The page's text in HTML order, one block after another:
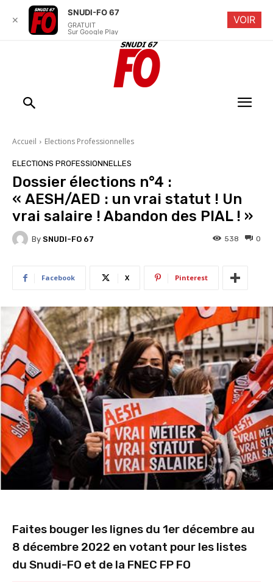
Accueil Elections Professionnelles
ELECTIONS PROFESSIONNELLES
Dossier élections n°4 :
« AESH/AED : un vrai statut ! Un
vrai salaire ! Abandon des PIAL ! »
By SNUDI-FO 67 0
538
Facebook X Pinterest
Faites bouger les lignes du 1er décembre au
8 décembre 2022 en votant pour les listes
du Snudi-FO et de la FNEC FP FO
✕
SNUDI-FO 67
GRATUIT
Sur Google Play
VOIR